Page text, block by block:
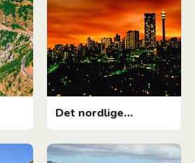
Det nordlige
Sydafrika